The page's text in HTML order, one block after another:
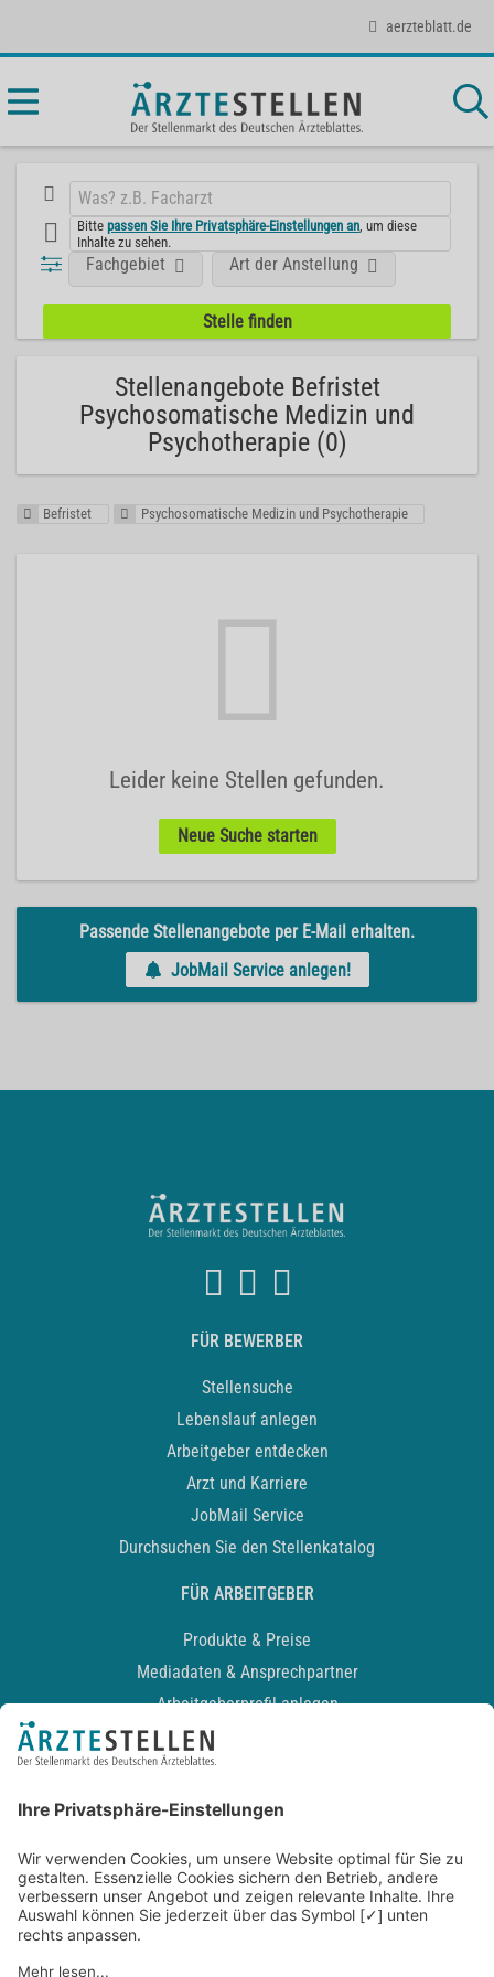
aerzteblatt.de
Bittepassen Sie Ihre Privatsphäre-Einstellungen an , um diese
Inhalte zu sehen.
Fachgebiet Art der Anstellung
Stellenangebote Befristet
Psychosomatische Medizin und
Psychotherapie (0)
Befristet Psychosomatische Medizin und Psychotherapie
Leider keine Stellen gefunden.
Neue Suche starten
Passende Stellenangebote per E-Mail erhalten.
JobMail Service anlegen!
FÜR BEWERBER
Stellensuche
Lebenslauf anlegen
Arbeitgeber entdecken
Arzt und Karriere
JobMail Service
Durchsuchen Sie den Stellenkatalog
FÜR ARBEITGEBER
Produkte & Preise
Mediadaten & Ansprechpartner
Arbeitgeberprofil anlegen
Recruiting-Podcast
Kontakt
Datenschutz
Newsletter